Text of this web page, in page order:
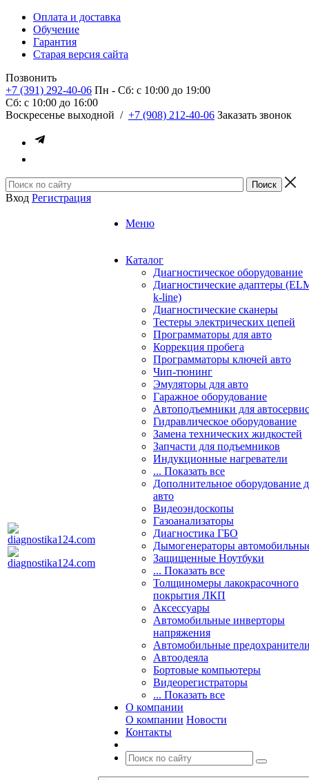
Оплата и доставка
Обучение
Гарантия
Старая версия сайта
Позвонить
+7 (391) 292-40-06 Пн - Сб: c 10:00 до 19:00
Сб: c 10:00 до 16:00
​Воскресенье выходной / +7 (908) 212-40-06 Заказать звонок
Вход Регистрация
Меню
Каталог
Диагностическое оборудование
Диагностические адаптеры
k-line)
Диагностические сканеры
Тестеры электрических цепей
Программаторы для авто
Коррекция пробега
Программаторы ключей авто
Чип-тюнинг
Эмуляторы для авто
Гаражное оборудование
Автоподъемники для
Гидравлическое оборудование
Замена технических жидкостей
Запчасти для подъемников
Индукционные нагреватели
... Показать все
Дополнительное оборудование
авто
Видеоэндоскопы
Газоанализаторы
Диагностика ГБО
Дымогенераторы
Защищенные Ноутбуки
... Показать все
Толщиномеры лакокрасочного
покрытия ЛКП
Аксессуары
Автомобильные инверторы
напряжения
Автомобильные
Автоодеяла
Бортовые компьютеры
Видеорегистраторы
... Показать все
О компании
О компании Новости
Контакты